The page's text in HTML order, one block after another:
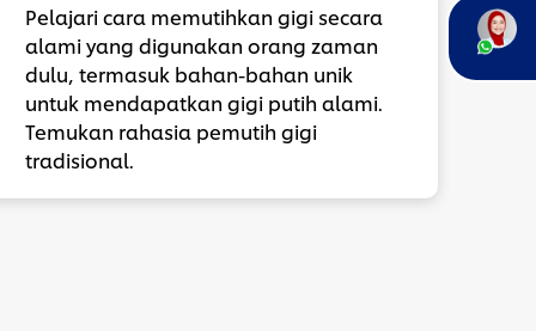
Pelajari cara memutihkan gigi secara
alami yang digunakan orang zaman
dulu, termasuk bahan-bahan unik
untuk mendapatkan gigi putih alami.
Temukan rahasia pemutih gigi
tradisional.